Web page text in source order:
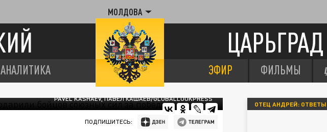
МОЛДОВА
ЦАРЬГРАД
АНАЛИТИКА ЭФИР ФИЛЬМЫ
PAVEL KASHAEV, ПАВЕЛ КАШАЕВ/GLOBALLOOKPRESS
ПОДПИШИТЕСЬ:
ОТЕЦ АНДРЕЙ: ОТВЕТЫ